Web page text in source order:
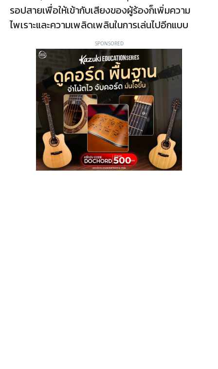
รอปสายเพื่อให้เข้ากับเสียงของผู้ร้องก็เพิ่มความ
ไพเราะและความเพลิดเพลินในการเล่นไปอีกแบบ
SPONSORED